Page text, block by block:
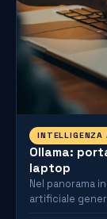
INTELLIGENZA
Ollama:
laptop
Nel panorama
artificiale
Anthropic,